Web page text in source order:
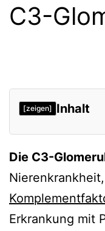
C3-
[zeigen] Inhalt
Die C3-
Erkrankung mit